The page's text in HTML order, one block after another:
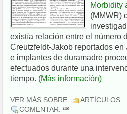
Morbidity
(MMWR)
existía relación entre el número
Creutzfeldt-Jakob reportados
e implantes de duramadre
efectuados durante una
tiempo. (Más información)
VER MÁS SOBRE: ARTÍCULOS.
COMENTAR.